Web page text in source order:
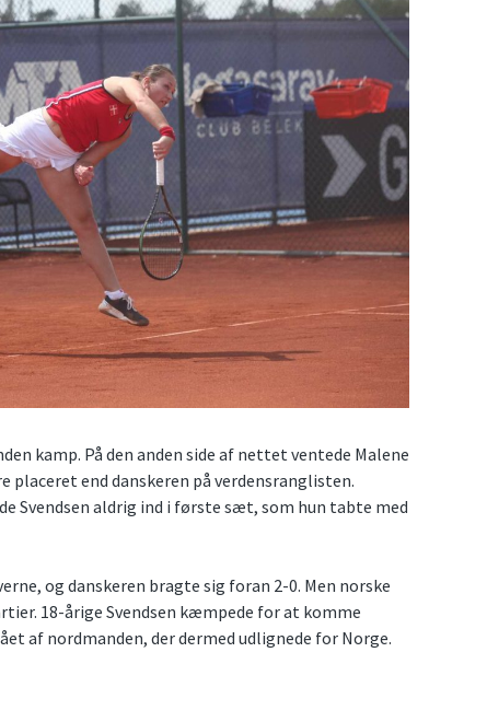
kamp. På den anden side af nettet ventede Malene
placeret end danskeren på verdensranglisten.
Svendsen aldrig ind i første sæt, som hun tabte med
og danskeren bragte sig foran 2-0. Men norske
18-årige Svendsen kæmpede for at komme
af nordmanden, der dermed udlignede for Norge.